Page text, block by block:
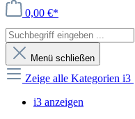
0,00 €*
Menü schließen
Zeige alle Kategorien i3
i3 anzeigen